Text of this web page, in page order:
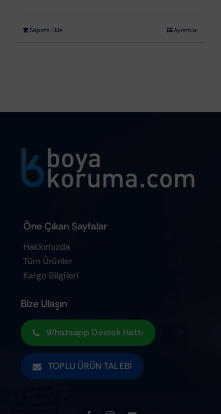
Sepete Ekle Ayrıntılar
Öne Çıkan Sayfalar
Hakkımızda
Tüm Ürünler
Kargo Bilgileri
Bize Ulaşın
Whatsapp Destek Hattı
TOPLU ÜRÜN TALEBI